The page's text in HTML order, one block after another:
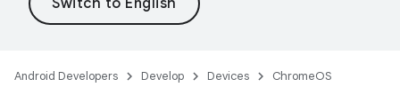
Android Developers Develop Devices ChromeOS